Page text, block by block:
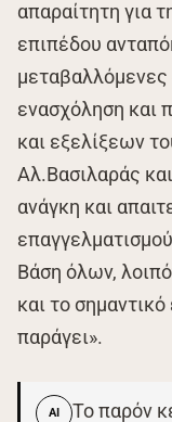
απαραίτητη για
επιπέδου
μεταβαλλόμενες
ενασχόληση και
και εξελίξεων
Αλ.Βασιλαράς και
ανάγκη και
Βάση όλων,
και το
παράγει».
AI
Το παρόν